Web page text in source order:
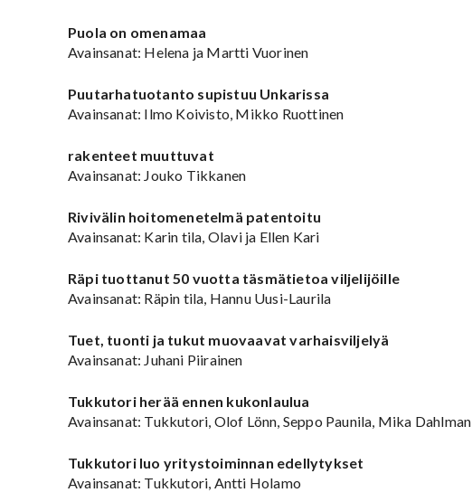
Puola on omenamaa
Avainsanat: Helena ja Martti Vuorinen
Puutarhatuotanto supistuu Unkarissa
Avainsanat: Ilmo Koivisto, Mikko Ruottinen
rakenteet muuttuvat
Avainsanat: Jouko Tikkanen
Rivivälin hoitomenetelmä patentoitu
Avainsanat: Karin tila, Olavi ja Ellen Kari
Räpi tuottanut 50 vuotta täsmätietoa viljelijöille
Avainsanat: Räpin tila, Hannu Uusi-Laurila
Tuet, tuonti ja tukut muovaavat varhaisviljelyä
Avainsanat: Juhani Piirainen
Tukkutori herää ennen kukonlaulua
Avainsanat: Tukkutori, Olof Lönn, Seppo Paunila, Mika Dahlman
Tukkutori luo yritystoiminnan edellytykset
Avainsanat: Tukkutori, Antti Holamo